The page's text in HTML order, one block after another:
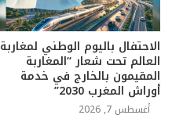
الاحتفال باليوم الوطني لمغاربة
العالم تحت شعار “المغاربة
المقيمون بالخارج في خدمة
أوراش المغرب 2030”
أغسطس 7, 2026